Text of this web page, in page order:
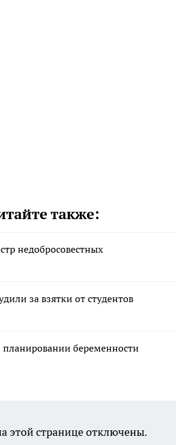
также:
недобросовестных
за взятки от студентов
беременности
этой странице отключены.